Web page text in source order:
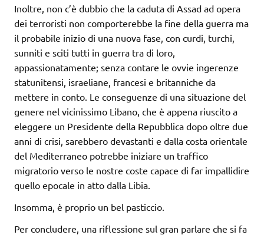
Inoltre, non c’è dubbio che la caduta di Assad ad opera
dei terroristi non comporterebbe la fine della guerra ma
il probabile inizio di una nuova fase, con curdi, turchi,
sunniti e sciti tutti in guerra tra di loro,
appassionatamente; senza contare le ovvie ingerenze
statunitensi, israeliane, francesi e britanniche da
mettere in conto. Le conseguenze di una situazione del
genere nel vicinissimo Libano, che è appena riuscito a
eleggere un Presidente della Repubblica dopo oltre due
anni di crisi, sarebbero devastanti e dalla costa orientale
del Mediterraneo potrebbe iniziare un traffico
migratorio verso le nostre coste capace di far impallidire
quello epocale in atto dalla Libia.
Insomma, è proprio un bel pasticcio.
Per concludere, una riflessione sul gran parlare che si fa